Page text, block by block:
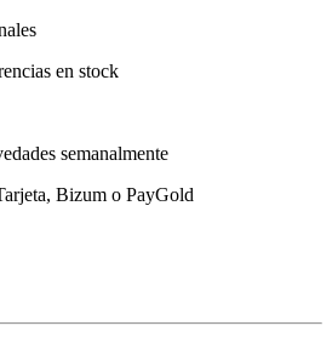
en stock
semanalmente
Bizum o PayGold